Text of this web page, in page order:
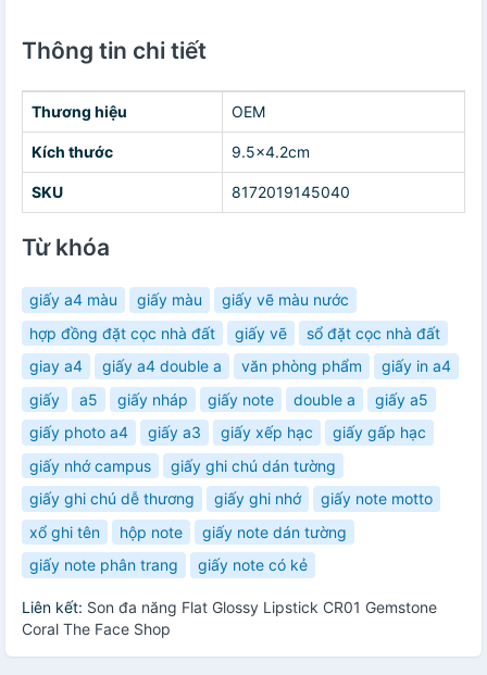
Thông tin chi tiết
Thương hiệu OEM
Kích thước 9.5x4.2cm
SKU 8172019145040
Từ khóa
giấy a4 màu giấy màu
giấy vẽ màu nước
hợp đồng đặt cọc nhà đất
giấy vẽ
sổ đặt cọc nhà đất
giay a4
giấy a4 double a văn phòng phẩm
giấy in a4
giấy
a5 giấy nháp giấy note double a
giấy a5
giấy photo a4
giấy a3 giấy xếp hạc
giấy gấp hạc
giấy nhớ campus
giấy ghi chú dán tường
giấy ghi chú dễ thương
giấy ghi nhớ
giấy note motto
xổ ghi tên
hộp note
giấy note dán tường
giấy note phân trang
giấy note có kẻ
Liên kết: Son đa năng Flat Glossy Lipstick CR01 Gemstone
Coral The Face Shop